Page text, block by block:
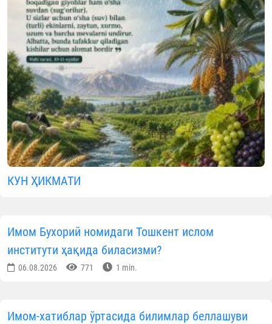
КУН ҲИКМАТИ
Имом Бухорий номидаги Тошкент ислом
институти ҳақида биласизми?
06.08.2026 771 1 min.
Имом-хатиблар ўртасида билимлар беллашуви